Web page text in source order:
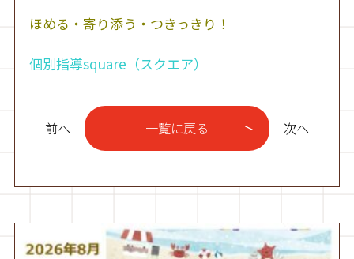
ほめる・寄り添う・つきっきり！
個別指導square（スクエア）
前へ 一覧に戻る 次へ